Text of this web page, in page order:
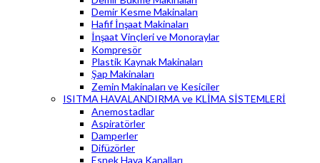
Demir Kesme Makinaları
Hafif İnşaat Makinaları
İnşaat Vinçleri ve Monoraylar
Kompresör
Plastik Kaynak Makinaları
Şap Makinaları
Zemin Makinaları ve Kesiciler
ISITMA HAVALANDIRMA ve KLİMA SİSTEMLERİ
Anemostadlar
Aspiratörler
Damperler
Difüzörler
Esnek Hava Kanalları